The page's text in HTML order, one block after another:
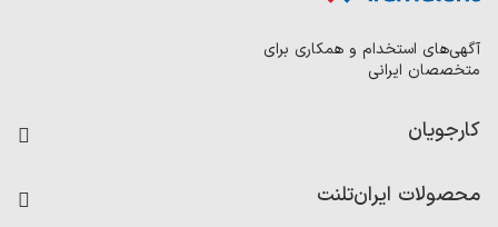
آگهی‌های استخدام و همکاری برای
متخصصان ایرانی
کارجویان
رزومه ساز
محصولات ایران‌تلنت